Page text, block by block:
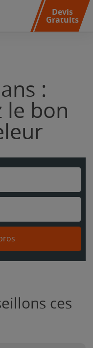
Devis
Gratuits
:
le bon
ces